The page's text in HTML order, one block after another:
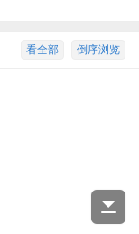
倒序浏览
看全部